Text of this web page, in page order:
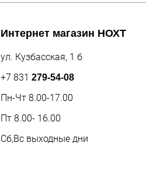
Интернет магазин НОХТ
ул. Кузбасская, 1 б
+7 831 279-54-08
Пн-Чт 8.00-17.00
Пт 8.00- 16.00
Сб,Вс выходные дни